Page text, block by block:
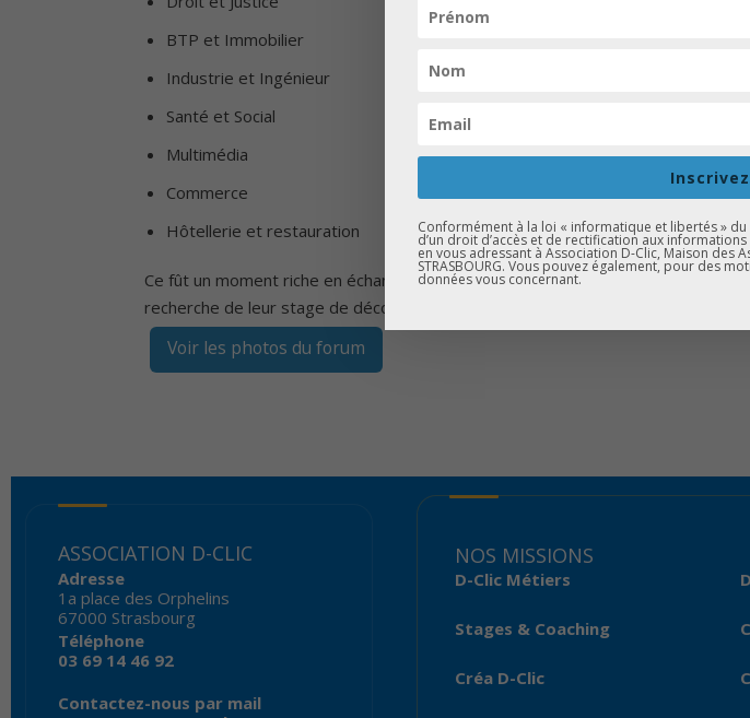
BTP et Immobilier
Industrie et Ingénieur
Santé et Social
Multimédia
Commerce
Hôtellerie et restauration
Ce fût un moment riche en échanges et en expériences qui aidera sans aucun
recherche de leur stage de découverte
Voir les photos du forum
ASSOCIATION D-CLIC
Adresse
1a place des Orphelins
67000 Strasbourg
Téléphone
03 69 14 46 92
Contactez-nous par mail
NOS MISSIONS
D-Clic Métiers
Stages & Coaching
Créa D-Clic
Conformément à la loi « informatique et libertés »
d’un droit d’accès et de rectification aux
en vous adressant à Association D-Clic, Maison des
STRASBOURG. Vous pouvez également, pour des
données vous concernant.